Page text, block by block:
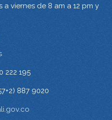
a viernes de 8 am a 12 pm y
222 195
887 9020